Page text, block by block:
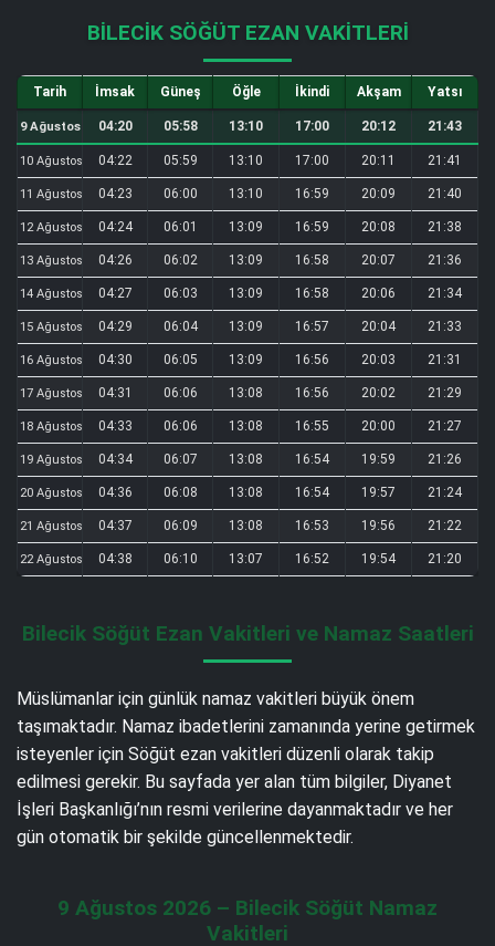
BILECIK SÖĞÜT EZAN VAKITLERI
Tarih İmsak Güneş Öğle İkindi Akşam Yatsı
9 Ağustos 04:20 05:58 13:10 17:00 20:12 21:43
10 Ağustos 04:22 05:59 13:10 17:00 20:11 21:41
11 Ağustos 04:23 06:00 13:10 16:59 20:09 21:40
12 Ağustos 04:24 06:01 13:09 16:59 20:08 21:38
13 Ağustos 04:26 06:02 13:09 16:58 20:07 21:36
14 Ağustos 04:27 06:03 13:09 16:58 20:06 21:34
15 Ağustos 04:29 06:04 13:09 16:57 20:04 21:33
16 Ağustos 04:30 06:05 13:09 16:56 20:03 21:31
17 Ağustos 04:31 06:06 13:08 16:56 20:02 21:29
18 Ağustos 04:33 06:06 13:08 16:55 20:00 21:27
19 Ağustos 04:34 06:07 13:08 16:54 19:59 21:26
20 Ağustos 04:36 06:08 13:08 16:54 19:57 21:24
21 Ağustos 04:37 06:09 13:08 16:53 19:56 21:22
22 Ağustos 04:38 06:10 13:07 16:52 19:54 21:20
Bilecik Söğüt Ezan Vakitleri ve Namaz Saatleri
Müslümanlar için günlük namaz vakitleri büyük önem
taşımaktadır. Namaz ibadetlerini zamanında yerine getirmek
isteyenler için Söğüt ezan vakitleri düzenli olarak takip
edilmesi gerekir. Bu sayfada yer alan tüm bilgiler, Diyanet
İşleri Başkanlığı’nın resmi verilerine dayanmaktadır ve her
gün otomatik bir şekilde güncellenmektedir.
9 Ağustos 2026 – Bilecik Söğüt Namaz
Vakitleri